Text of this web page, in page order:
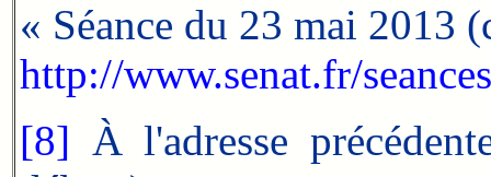
« Séance du 23 mai 2013
http://www.senat.fr/
[8] À l'adresse